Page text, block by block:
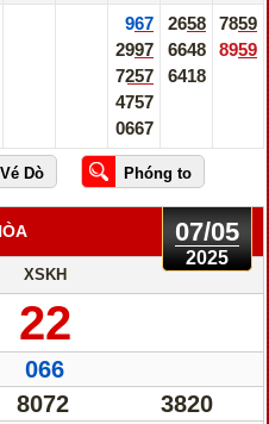
967
2997
7257
4757
0667
2658
6648
6418
7859
8959
07/05
2025
XSKH
22
066
8072 3820